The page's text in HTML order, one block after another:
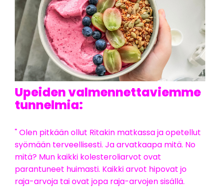
Upeiden valmennettaviemme
tunnelmia:
" Olen pitkään ollut Ritakin matkassa ja opetellut
syömään terveellisesti. Ja arvatkaapa mitä. No
mitä? Mun kaikki kolesteroliarvot ovat
parantuneet huimasti. Kaikki arvot hipovat jo
raja-arvoja tai ovat jopa raja-arvojen sisällä.